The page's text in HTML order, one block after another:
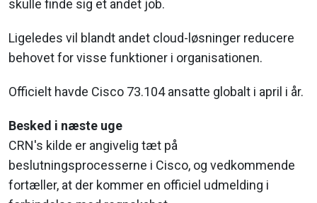
skulle finde sig et andet job.
Ligeledes vil blandt andet cloud-løsninger reducere
behovet for visse funktioner i organisationen.
Officielt havde Cisco 73.104 ansatte globalt i april i år.
Besked i næste uge
CRN's kilde er angivelig tæt på
beslutningsprocesserne i Cisco, og vedkommende
fortæller, at der kommer en officiel udmelding i